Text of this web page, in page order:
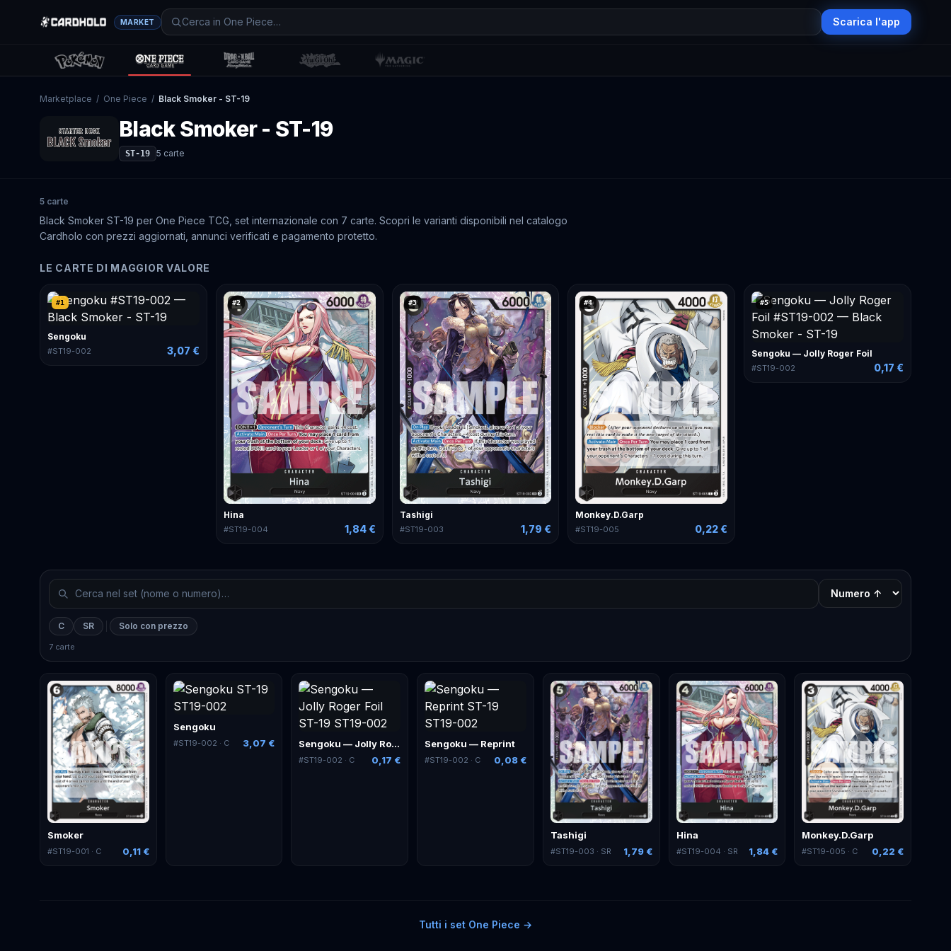
MARKET Scarica l'app
Marketplace / One Piece / Black Smoker - ST-19
Black Smoker - ST-19
ST-19 5 carte
5 carte
Black Smoker ST-19 per One Piece TCG, set internazionale con 7 carte. Scopri le varianti disponibili nel catalogo
Cardholo con prezzi aggiornati, annunci verificati e pagamento protetto.
LE CARTE DI MAGGIOR VALORE
#1
Sengoku
#ST19-002 3,07 €
#2
Hina
#ST19-004 1,84 €
#3
Tashigi
#ST19-003 1,79 €
#4
Monkey.D.Garp
#ST19-005 0,22 €
#5
Sengoku — Jolly Roger Foil
#ST19-002 0,17 €
C SR Solo con prezzo
7 carte
Smoker
#ST19-001 · C 0,11 €
Sengoku
#ST19-002 · C 3,07 € Sengoku — Jolly Roger Foil
#ST19-002 · C 0,17 €
Sengoku — Reprint
#ST19-002 · C 0,08 €
Tashigi
#ST19-003 · SR 1,79 €
Hina
#ST19-004 · SR 1,84 €
Monkey.D.Garp
#ST19-005 · C 0,22 €
Tutti i set One Piece →